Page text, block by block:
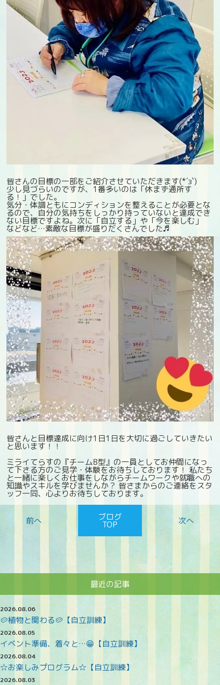
皆さんの目標の一部をご紹介させていただきます(*´з`)
少し見づらいのですが、1番多いのは「休まず通所す
る！」でした。
気分・体調ともにコンディションを整えることが必要とな
るので、自分の気持ちをしっかり持っていないと達成でき
ない目標ですよね。次に「自立する」や「今を楽しむ」
などなど…素敵な目標が盛りだくさんでした♬
皆さんと目標達成に向け1日1日を大切に過ごしていきたい
と思います！！
ミライてらすの『チームB型』の一員としてお仲間になっ
て下さる方のご見学・体験をお待ちしております！ 私たち
と一緒に楽しくお仕事をしながらチームワークや就職への
知識やスキルを学びませんか？ 皆さまからのご連絡をスタ
ッフ一同、心よりお待ちしております。
ブログ
TOP
最近の記事
2026.08.06
🥔植物と関わる🥔【自立訓練】
2026.08.05
イベント準備、着々と…😁【自立訓練】
2026.08.04
☆お楽しみプログラム☆【自立訓練】
2026.08.03